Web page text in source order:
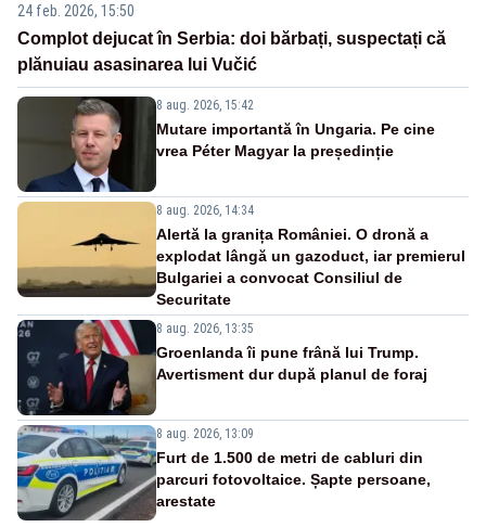
24 feb. 2026, 15:50
Complot dejucat în Serbia: doi bărbați, suspectați că
plănuiau asasinarea lui Vučić
8 aug. 2026, 15:42
Mutare importantă în Ungaria. Pe cine
vrea Péter Magyar la președinție
8 aug. 2026, 14:34
Alertă la granița României. O dronă a
explodat lângă un gazoduct, iar premierul
Bulgariei a convocat Consiliul de
Securitate
8 aug. 2026, 13:35
Groenlanda îi pune frână lui Trump.
Avertisment dur după planul de foraj
8 aug. 2026, 13:09
Furt de 1.500 de metri de cabluri din
parcuri fotovoltaice. Șapte persoane,
arestate